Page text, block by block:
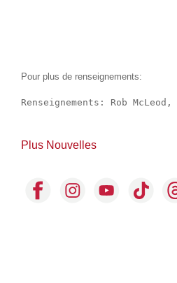
Pour plus de renseignements:
Renseignements: Rob
Plus Nouvelles